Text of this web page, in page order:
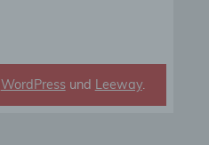
WordPressund Leeway.